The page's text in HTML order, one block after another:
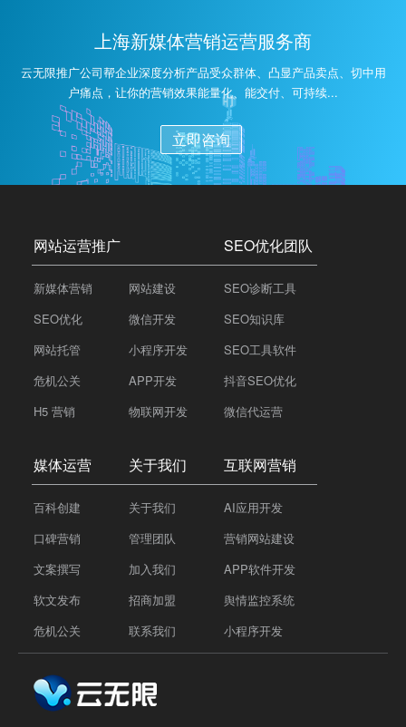
上海新媒体营销运营服务商
云无限推广公司帮企业深度分析产品受众群体、凸显产品卖点、切中用
户痛点，让你的营销效果能量化、能交付、可持续...
立即咨询
网站运营推广
新媒体营销
SEO优化
网站托管
危机公关
H5 营销
网站建设
微信开发
小程序开发
APP开发
物联网开发
SEO优化团队
SEO诊断工具
SEO知识库
SEO工具软件
抖音SEO优化
微信代运营
媒体运营
百科创建
口碑营销
文案撰写
软文发布
危机公关
关于我们
关于我们
管理团队
加入我们
招商加盟
联系我们
互联网营销
AI应用开发
营销网站建设
APP软件开发
舆情监控系统
小程序开发